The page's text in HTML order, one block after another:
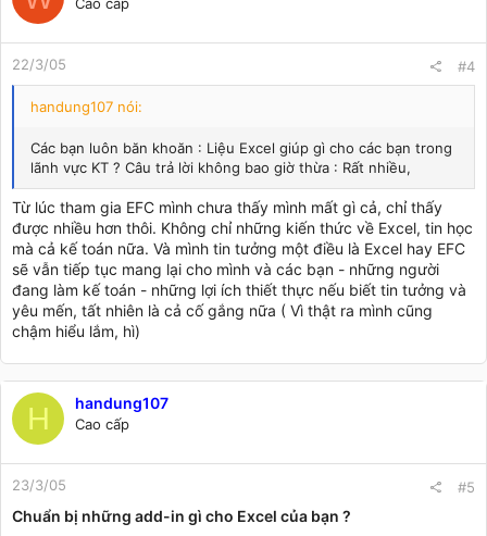
22/3/05 #4
handung107 nói:
Các bạn luôn băn khoăn : Liệu Excel giúp gì cho các bạn trong
lãnh vực KT ? Câu trả lời không bao giờ thừa : Rất nhiều,
Từ lúc tham gia EFC mình chưa thấy mình mất gì cả, chỉ thấy
được nhiều hơn thôi. Không chỉ những kiến thức về Excel, tin học
mà cả kế toán nữa. Và mình tin tưởng một điều là Excel hay EFC
sẽ vẫn tiếp tục mang lại cho mình và các bạn - những người
đang làm kế toán - những lợi ích thiết thực nếu biết tin tưởng và
yêu mến, tất nhiên là cả cố gắng nữa ( Vì thật ra mình cũng
chậm hiểu lắm, hì)
H handung107
Cao cấp
23/3/05 #5
Chuẩn bị những add-in gì cho Excel của bạn ?